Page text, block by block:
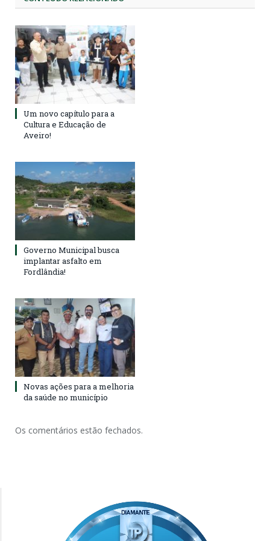
Um novo capítulo para a
Cultura e Educação de
Aveiro!
Governo Municipal busca
implantar asfalto em
Fordlândia!
Novas ações para a melhoria
da saúde no município
Os comentários estão fechados.